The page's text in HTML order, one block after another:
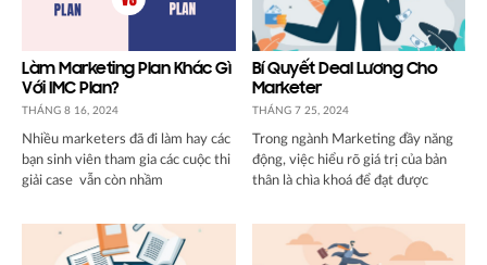
Làm Marketing Plan Khác Gì
Với IMC Plan?
THÁNG 8 16, 2024
Nhiều marketers đã đi làm hay các
bạn sinh viên tham gia các cuộc thi
giải case vẫn còn nhầm
Bí Quyết Deal Lương Cho
Marketer
THÁNG 7 25, 2024
Trong ngành Marketing đầy năng
động, việc hiểu rõ giá trị của bản
thân là chìa khoá để đạt được